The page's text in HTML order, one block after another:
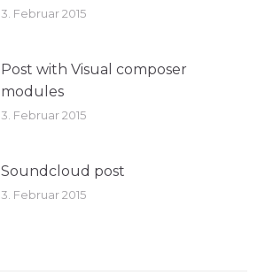
3. Februar 2015
Post with Visual composer
modules
3. Februar 2015
Soundcloud post
3. Februar 2015